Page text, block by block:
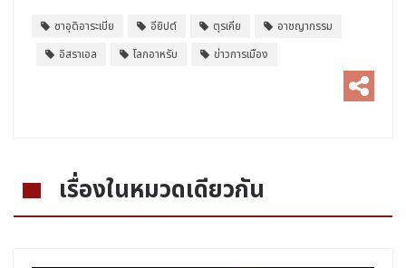
ซาอุดิอาระเบีย อียิปต์ ตุรเคีย
อาชญากรรม
อิสราเอล
โลกอาหรับ ข่าวการเมือง
เรื่องในหมวดเดียวกัน